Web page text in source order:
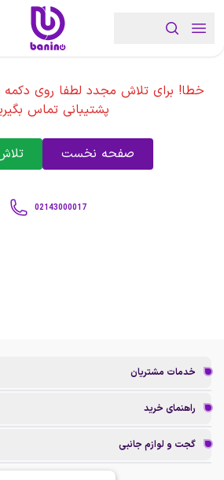
خطا! برای تلاش مجدد لطفا روی دکمه
پشتیبانی تماس
صفحه نخست
02143000017
خدمات مشتریان
راهنمای خرید
گجت و لوازم جانبی